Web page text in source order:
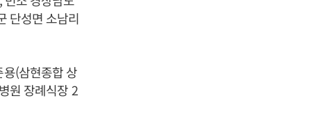
단성면 소남리
(삼현종합 상
원 장례식장 2